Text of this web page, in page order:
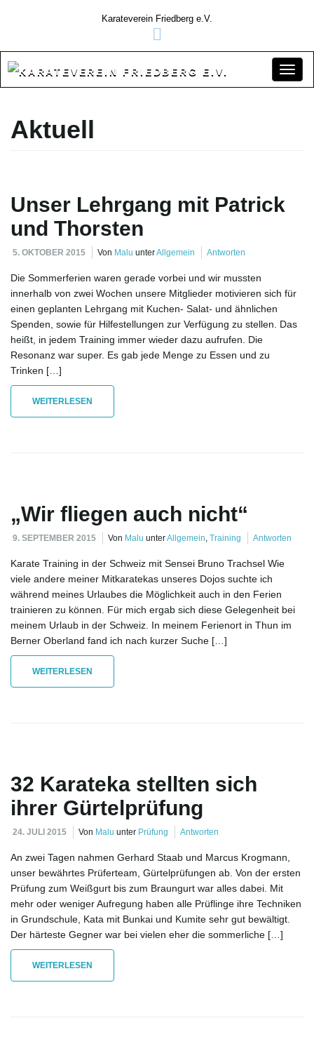
Karateverein Friedberg e.V.
v
t
Aktuell
Unser Lehrgang mit Patrick
und Thorsten
5. OKTOBER 2015 Von Malu unterAllgemein Antworten
Die Sommerferien waren gerade vorbei und wir mussten
innerhalb von zwei Wochen unsere Mitglieder motivieren sich für
einen geplanten Lehrgang mit Kuchen- Salat- und ähnlichen
Spenden, sowie für Hilfestellungen zur Verfügung zu stellen. Das
heißt, in jedem Training immer wieder dazu aufrufen. Die
Resonanz war super. Es gab jede Menge zu Essen und zu
Trinken […]
WEITERLESEN
„Wir fliegen auch nicht“
9. SEPTEMBER 2015 Von Malu unterAllgemein, Training Antworten
Karate Training in der Schweiz mit Sensei Bruno Trachsel Wie
viele andere meiner Mitkaratekas unseres Dojos suchte ich
während meines Urlaubes die Möglichkeit auch in den Ferien
trainieren zu können. Für mich ergab sich diese Gelegenheit bei
meinem Urlaub in der Schweiz. In meinem Ferienort in Thun im
Berner Oberland fand ich nach kurzer Suche […]
WEITERLESEN
32 Karateka stellten sich
ihrer Gürtelprüfung
24. JULI 2015 Von Malu unter Prüfung Antworten
An zwei Tagen nahmen Gerhard Staab und Marcus Krogmann,
unser bewährtes Prüferteam, Gürtelprüfungen ab. Von der ersten
Prüfung zum Weißgurt bis zum Braungurt war alles dabei. Mit
mehr oder weniger Aufregung haben alle Prüflinge ihre Techniken
in Grundschule, Kata mit Bunkai und Kumite sehr gut bewältigt.
Der härteste Gegner war bei vielen eher die sommerliche […]
WEITERLESEN